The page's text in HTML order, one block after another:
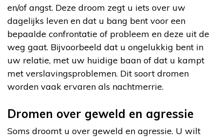
en/of angst. Deze droom zegt u iets over uw
dagelijks leven en dat u bang bent voor een
bepaalde confrontatie of probleem en deze uit de
weg gaat. Bijvoorbeeld dat u ongelukkig bent in
uw relatie, met uw huidige baan of dat u kampt
met verslavingsproblemen. Dit soort dromen
worden vaak ervaren als nachtmerrie.
Dromen over geweld en agressie
Soms droomt u over geweld en agressie. U wilt